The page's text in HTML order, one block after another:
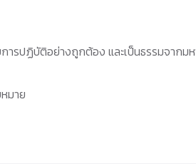
ารปฏิบัติอย่างถูกต้อง และเป็นธรรมจากม
มาย